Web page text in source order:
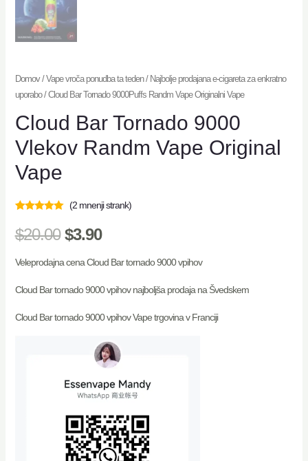
Domov/Vape vroča ponudba ta teden/ Najbolje prodajana e-cigareta za enkratno
uporabo/ Cloud Bar Tornado 9000Puffs Randm Vape Originalni Vape
Cloud Bar Tornado 9000
Vlekov Randm Vape Original
Vape
5.00od 5 na
podlagi ocene
(2 mnenji strank)
$20.00 $3.90
Veleprodajna cena Cloud Bar tornado 9000 vpihov
Cloud Bar tornado 9000 vpihov najboljša prodaja na Švedskem
Cloud Bar tornado 9000 vpihov Vape trgovina v Franciji